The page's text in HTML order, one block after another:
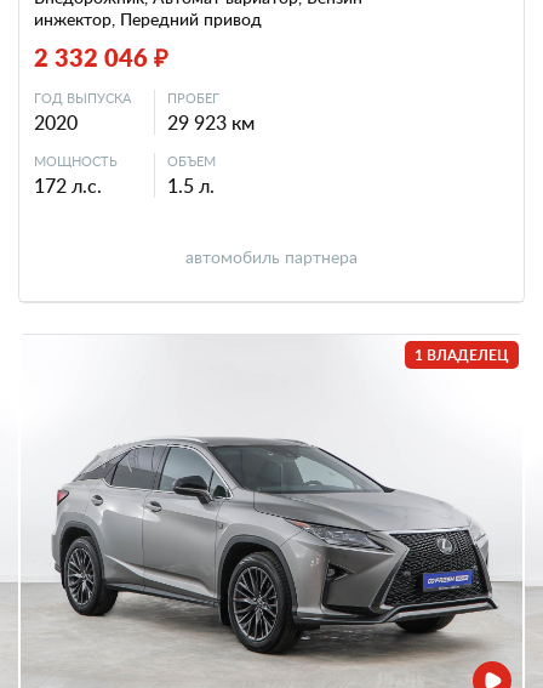
инжектор, Передний привод
2 332 046 ₽
ГОД ВЫПУСКА
2020
ПРОБЕГ
29 923 км
МОЩНОСТЬ
172 л.с.
ОБЪЕМ
1.5 л.
автомобиль партнера
1 ВЛАДЕЛЕЦ